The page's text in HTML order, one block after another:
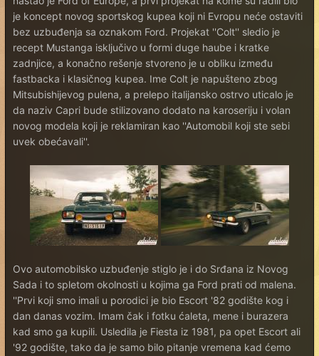
je koncept novog sportskog kupea koji ni Evropu neće ostaviti
bez uzbuđenja sa oznakom Ford. Projekat ''Colt'' sledio je
recept Mustanga isključivo u formi duge haube i kratke
zadnjice, a konačno rešenje stvoreno je u obliku između
fastbacka i klasičnog kupea. Ime Colt je napušteno zbog
Mitsubishijevog pulena, a prelepo italijansko ostrvo uticalo je
da naziv Capri bude stilizovano dodato na karoseriju i volan
novog modela koji je reklamiran kao ''Automobil koji ste sebi
uvek obećavali''.
Ovo automobilsko uzbuđenje stiglo je i do Srđana iz Novog
Sada i to spletom okolnosti u kojima ga Ford prati od malena.
''Prvi koji smo imali u porodici je bio Escort '82 godište kog i
dan danas vozim. Imam čak i fotku ćaleta, mene i burazera
kad smo ga kupili. Usledila je Fiesta iz 1981, pa opet Escort ali
'92 godište, tako da je samo bilo pitanje vremena kad ćemo